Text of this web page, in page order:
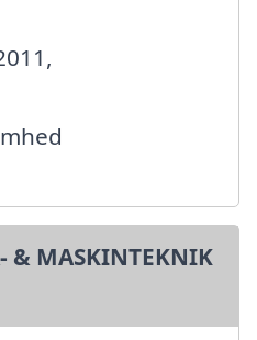
& MASKINTEKNIK